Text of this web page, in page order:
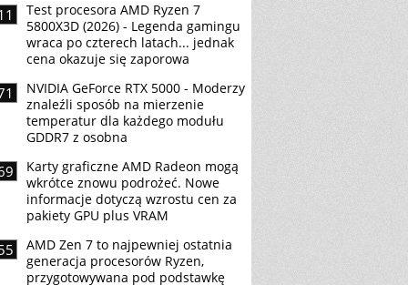
Test procesora AMD Ryzen 7
5800X3D (2026) - Legenda gamingu
wraca po czterech latach... jednak
cena okazuje się zaporowa
NVIDIA GeForce RTX 5000 - Moderzy
znaleźli sposób na mierzenie
temperatur dla każdego modułu
GDDR7 z osobna
Karty graficzne AMD Radeon mogą
wkrótce znowu podrożeć. Nowe
informacje dotyczą wzrostu cen za
pakiety GPU plus VRAM
AMD Zen 7 to najpewniej ostatnia
generacja procesorów Ryzen,
przygotowywana pod podstawkę